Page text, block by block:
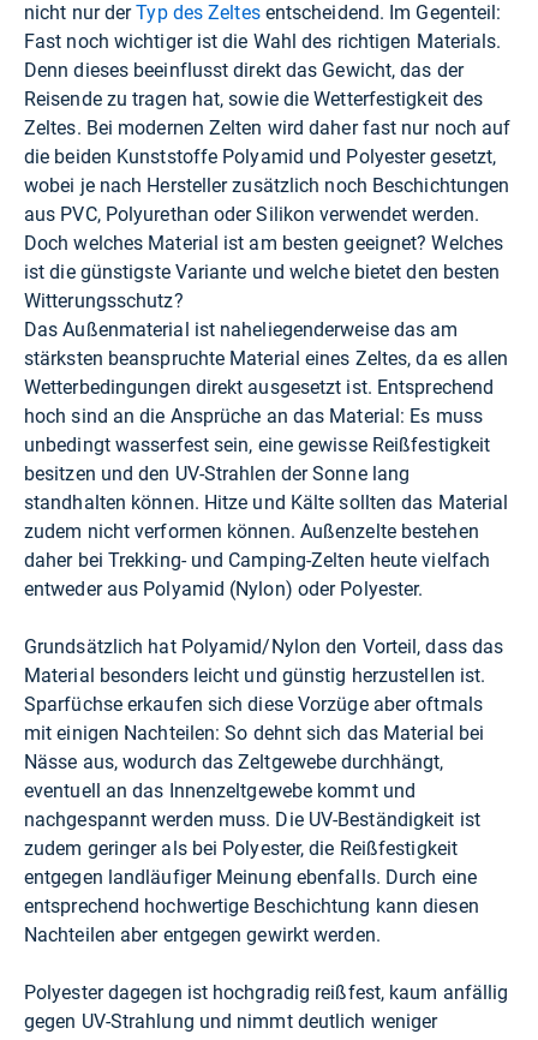
nicht nur derTyp des Zeltesentscheidend. Im Gegenteil:
Fast noch wichtiger ist die Wahl des richtigen Materials.
Denn dieses beeinflusst direkt das Gewicht, das der
Reisende zu tragen hat, sowie die Wetterfestigkeit des
Zeltes. Bei modernen Zelten wird daher fast nur noch auf
die beiden Kunststoffe Polyamid und Polyester gesetzt,
wobei je nach Hersteller zusätzlich noch Beschichtungen
aus PVC, Polyurethan oder Silikon verwendet werden.
Doch welches Material ist am besten geeignet? Welches
ist die günstigste Variante und welche bietet den besten
Witterungsschutz?
Das Außenmaterial ist naheliegenderweise das am
stärksten beanspruchte Material eines Zeltes, da es allen
Wetterbedingungen direkt ausgesetzt ist. Entsprechend
hoch sind an die Ansprüche an das Material: Es muss
unbedingt wasserfest sein, eine gewisse Reißfestigkeit
besitzen und den UV-Strahlen der Sonne lang
standhalten können. Hitze und Kälte sollten das Material
zudem nicht verformen können. Außenzelte bestehen
daher bei Trekking- und Camping-Zelten heute vielfach
entweder aus Polyamid (Nylon) oder Polyester.
Grundsätzlich hat Polyamid/Nylon den Vorteil, dass das
Material besonders leicht und günstig herzustellen ist.
Sparfüchse erkaufen sich diese Vorzüge aber oftmals
mit einigen Nachteilen: So dehnt sich das Material bei
Nässe aus, wodurch das Zeltgewebe durchhängt,
eventuell an das Innenzeltgewebe kommt und
nachgespannt werden muss. Die UV-Beständigkeit ist
zudem geringer als bei Polyester, die Reißfestigkeit
entgegen landläufiger Meinung ebenfalls. Durch eine
entsprechend hochwertige Beschichtung kann diesen
Nachteilen aber entgegen gewirkt werden.
Polyester dagegen ist hochgradig reißfest, kaum anfällig
gegen UV-Strahlung und nimmt deutlich weniger